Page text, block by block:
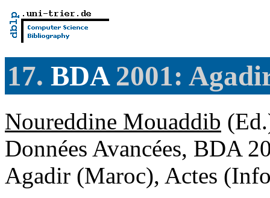
17. BDA2001:
Noureddine Mouaddib
Données Avancées, BDA
Agadir (Maroc), Actes